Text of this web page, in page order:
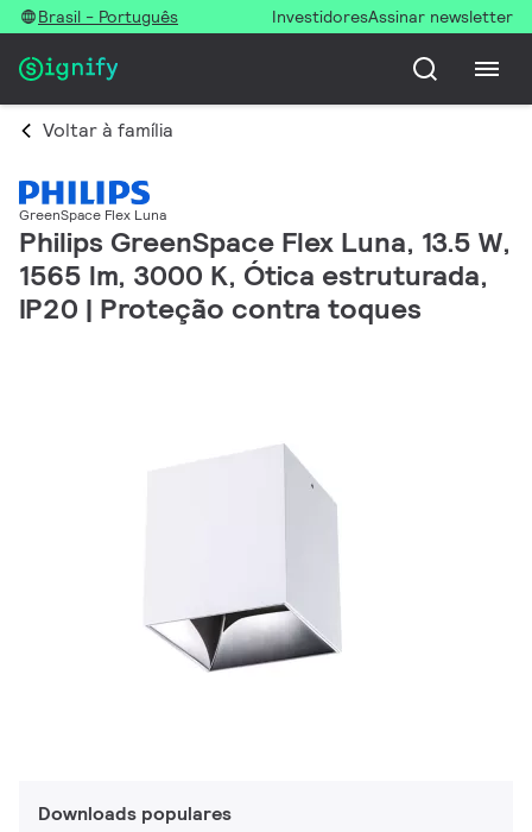
Brasil - Português InvestidoresAssinar newsletter
Voltar à família
GreenSpace Flex Luna
Philips GreenSpace Flex Luna, 13.5 W,
1565 lm, 3000 K, Ótica estruturada,
IP20 | Proteção contra toques
Downloads populares